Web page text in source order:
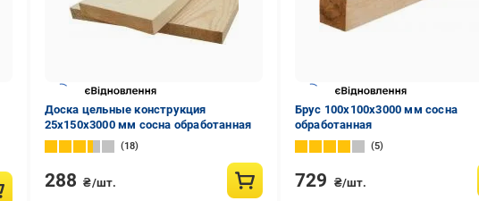
Доска цельные конструкция
25х150х3000 мм сосна обработанная
18
288 ₴/шт.
Брус 100х100х3000 мм сосна
обработанная
5
729 ₴/шт.